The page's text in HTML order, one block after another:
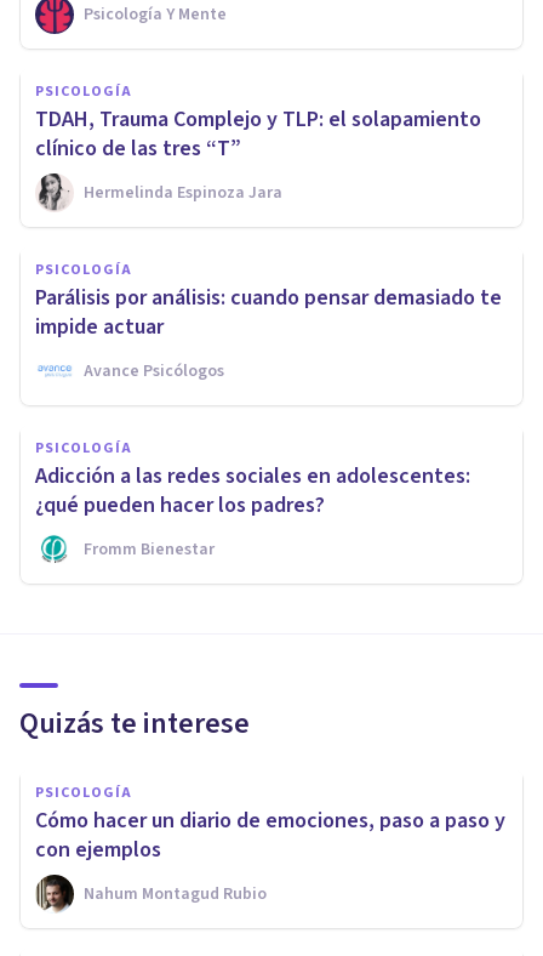
Psicología Y Mente
PSICOLOGÍA
TDAH, Trauma Complejo y TLP: el solapamiento
clínico de las tres “T”
Hermelinda Espinoza Jara
PSICOLOGÍA
Parálisis por análisis: cuando pensar demasiado te
impide actuar
Avance Psicólogos
PSICOLOGÍA
Adicción a las redes sociales en adolescentes:
¿qué pueden hacer los padres?
Fromm Bienestar
Quizás te interese
PSICOLOGÍA
Cómo hacer un diario de emociones, paso a paso y
con ejemplos
Nahum Montagud Rubio